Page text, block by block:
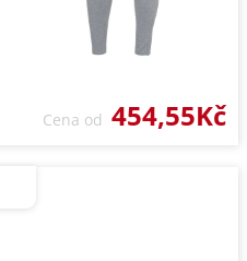
Cena od 454,55Kč